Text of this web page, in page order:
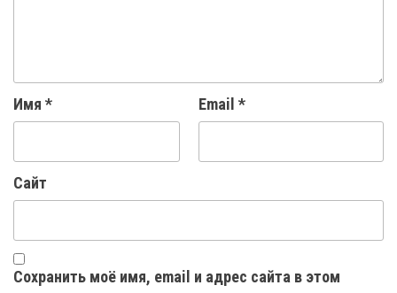
Имя * Email *
Сайт
Сохранить моё имя, email и адрес сайта в этом